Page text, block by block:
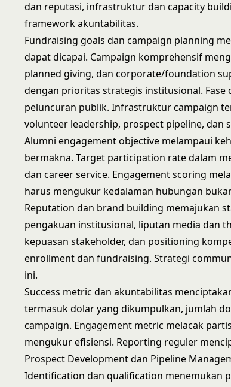
dan reputasi, infrastruktur dan capacity
framework akuntabilitas.
Fundraising goals dan campaign planning
dapat dicapai. Campaign komprehensif
planned giving, dan corporate/foundation
dengan prioritas strategis institusional.
peluncuran publik. Infrastruktur campaign
volunteer leadership, prospect pipeline, dan
Alumni engagement objective melampaui
bermakna. Target participation rate dalam
dan career service. Engagement scoring
harus mengukur kedalaman hubungan
Reputation dan brand building memajukan
pengakuan institusional, liputan media dan
kepuasan stakeholder, dan positioning
enrollment dan fundraising. Strategi
ini.
Success metric dan akuntabilitas
termasuk dolar yang dikumpulkan, jumlah
campaign. Engagement metric melacak
mengukur efisiensi. Reporting reguler
Prospect Development dan Pipeline
Identification dan qualification menemukan